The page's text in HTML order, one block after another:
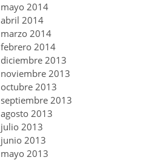
mayo 2014
abril 2014
marzo 2014
febrero 2014
diciembre 2013
noviembre 2013
octubre 2013
septiembre 2013
agosto 2013
julio 2013
junio 2013
mayo 2013